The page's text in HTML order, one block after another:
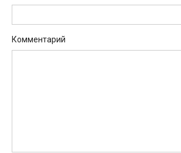
Комментарий